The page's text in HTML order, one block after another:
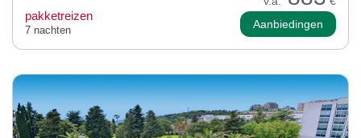
pakketreizen
7 nachten Aanbiedingen